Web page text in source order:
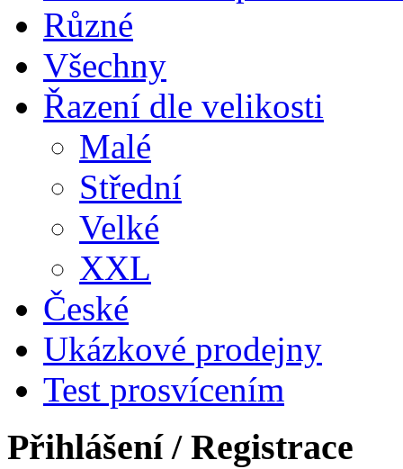
Různé
Všechny
Řazení dle velikosti
Malé
Střední
Velké
XXL
České
Ukázkové prodejny
Test prosvícením
Přihlášení/ Registrace